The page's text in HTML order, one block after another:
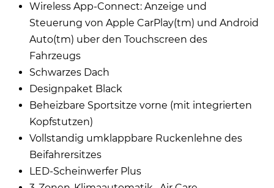
Wireless App-Connect: Anzeige und
Steuerung von Apple CarPlay(tm) und Android
Auto(tm) uber den Touchscreen des
Fahrzeugs
Schwarzes Dach
Designpaket Black
Beheizbare Sportsitze vorne (mit integrierten
Kopfstutzen)
Vollstandig umklappbare Ruckenlehne des
Beifahrersitzes
LED-Scheinwerfer Plus